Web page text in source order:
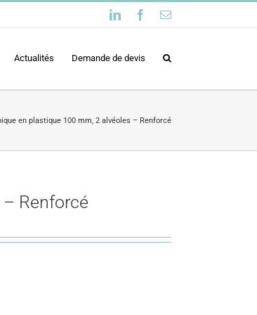
LinkedInFacebook
Email
Actualités Demande de devis
en plastique 100 mm, 2 alvéoles – Renforcé
Renforcé